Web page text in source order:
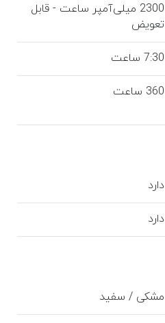
2300 میلی‌آمپر ساعت - قابل
تعویض
7:30 ساعت
360 ساعت
دارد
دارد
مشکی / سفید